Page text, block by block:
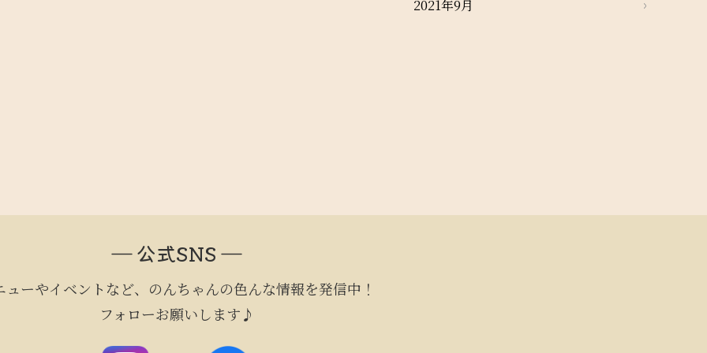
2021年9月
― 公式SNS ―
ューやイベントなど、のんちゃんの色んな情報を発信中！
フォローお願いします♪